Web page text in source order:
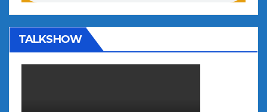
TALKSHOW